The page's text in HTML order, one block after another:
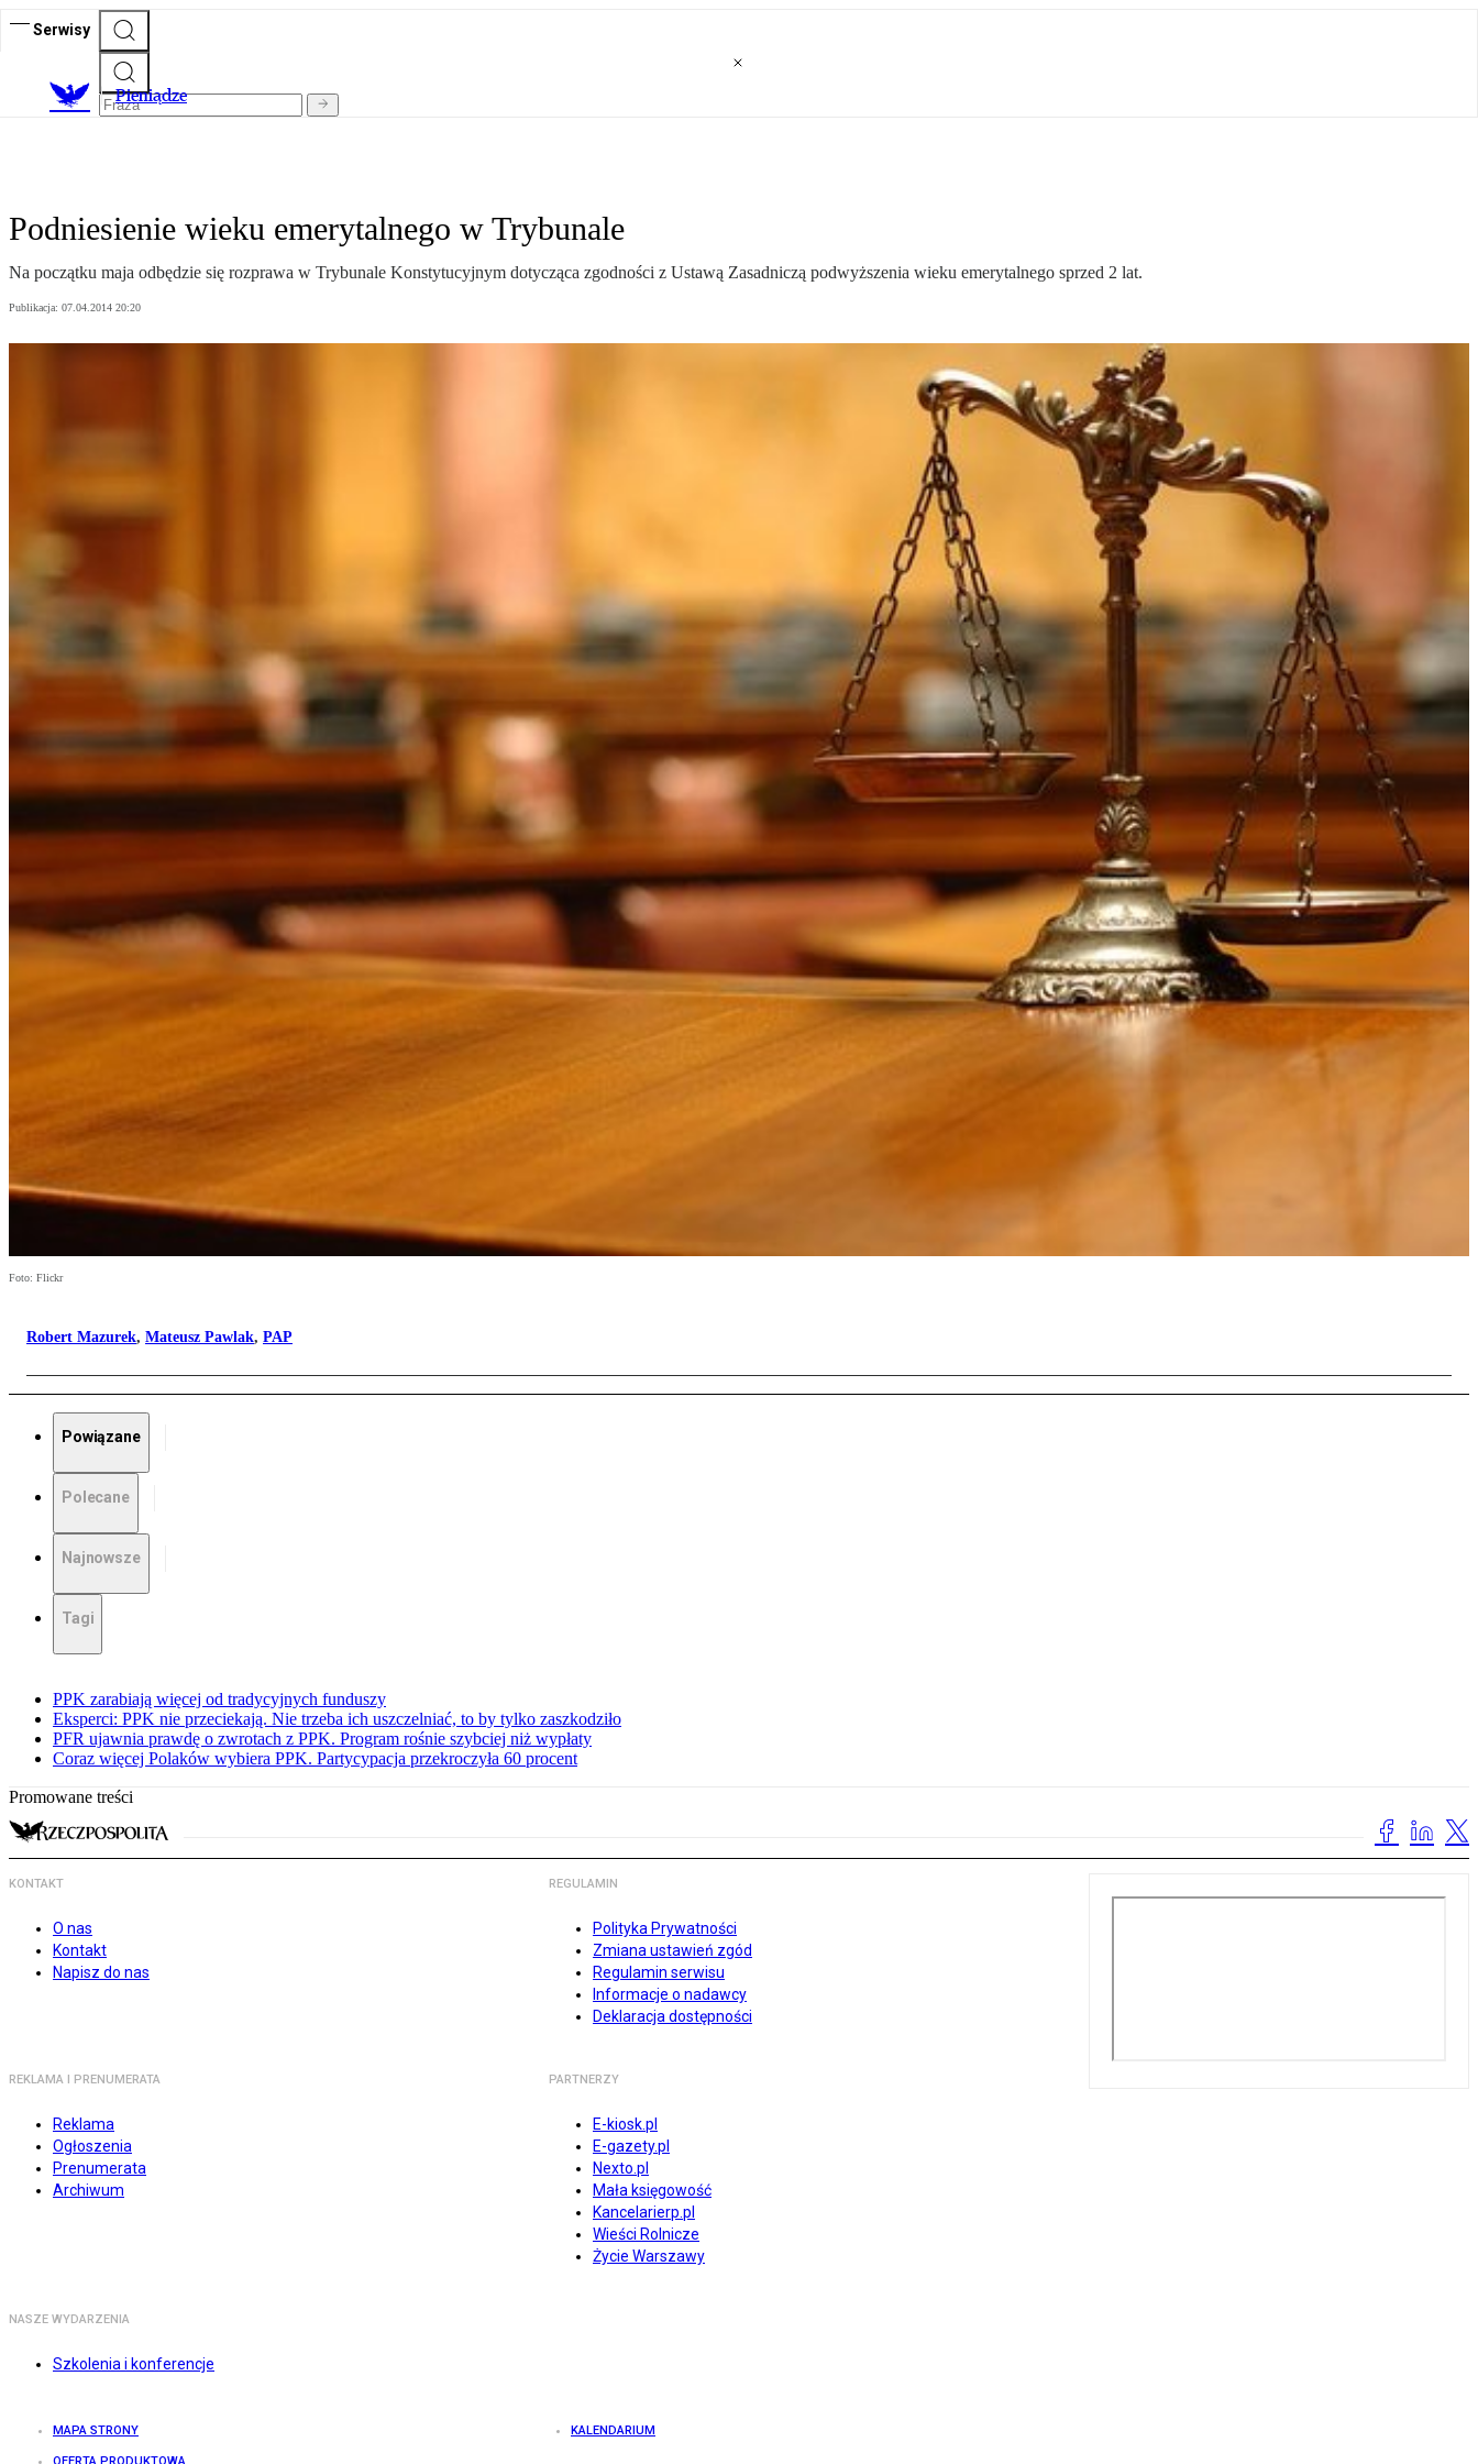
Serwisy
Pieniądze
Podniesienie wieku emerytalnego w Trybunale
Na początku maja odbędzie się rozprawa w Trybunale Konstytucyjnym dotycząca zgodności z Ustawą Zasadniczą podwyższenia wieku emerytalnego sprzed 2 lat.
Publikacja: 07.04.2014 20:20
Foto: Flickr
Robert Mazurek, Mateusz Pawlak, PAP
Powiązane
Polecane
Najnowsze
Tagi
PPK zarabiają więcej od tradycyjnych funduszy
Eksperci: PPK nie przeciekają. Nie trzeba ich uszczelniać, to by tylko zaszkodziło
PFR ujawnia prawdę o zwrotach z PPK. Program rośnie szybciej niż wypłaty
Coraz więcej Polaków wybiera PPK. Partycypacja przekroczyła 60 procent
Promowane treści
KONTAKT
O nas
Kontakt
Napisz do nas
REGULAMIN
Polityka Prywatności
Zmiana ustawień zgód
Regulamin serwisu
Informacje o nadawcy
Deklaracja dostępności
REKLAMA I PRENUMERATA
Reklama
Ogłoszenia
Prenumerata
Archiwum
PARTNERZY
E-kiosk.pl
E-gazety.pl
Nexto.pl
Mała księgowość
Kancelarierp.pl
Wieści Rolnicze
Życie Warszawy
NASZE WYDARZENIA
Szkolenia i konferencje
MAPA STRONY KALENDARIUM